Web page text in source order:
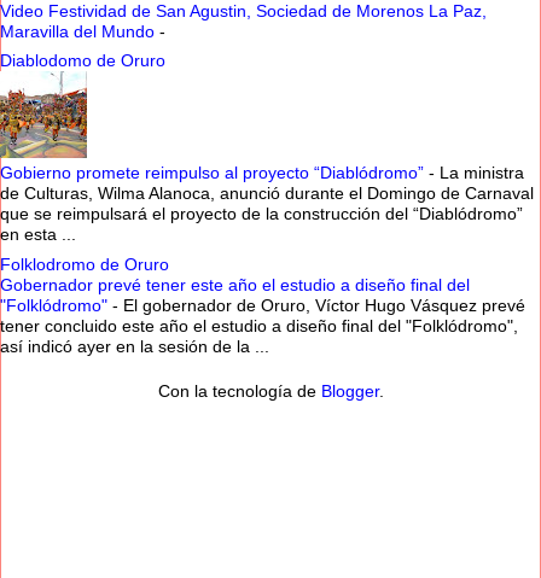
Video Festividad de San Agustin, Sociedad de Morenos La Paz,
Maravilla del Mundo -
Diablodomo de Oruro
Gobierno promete reimpulso al proyecto “Diablódromo” - La ministra
de Culturas, Wilma Alanoca, anunció durante el Domingo de Carnaval
que se reimpulsará el proyecto de la construcción del “Diablódromo”
en esta ...
Folklodromo de Oruro
Gobernador prevé tener este año el estudio a diseño final del
"Folklódromo" - El gobernador de Oruro, Víctor Hugo Vásquez prevé
tener concluido este año el estudio a diseño final del "Folklódromo",
así indicó ayer en la sesión de la ...
Con la tecnología de Blogger.